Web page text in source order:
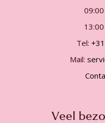
Tel:
Mail:
Veel